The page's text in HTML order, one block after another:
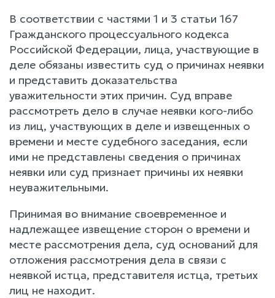
В соответствии с частями 1 и 3 статьи 167
Гражданского процессуального кодекса
Российской Федерации, лица, участвующие в
деле обязаны известить суд о причинах неявки
и представить доказательства
уважительности этих причин. Суд вправе
рассмотреть дело в случае неявки кого-либо
из лиц, участвующих в деле и извещенных о
времени и месте судебного заседания, если
ими не представлены сведения о причинах
неявки или суд признает причины их неявки
неуважительными.
Принимая во внимание своевременное и
надлежащее извещение сторон о времени и
месте рассмотрения дела, суд оснований для
отложения рассмотрения дела в связи с
неявкой истца, представителя истца, третьих
лиц не находит.